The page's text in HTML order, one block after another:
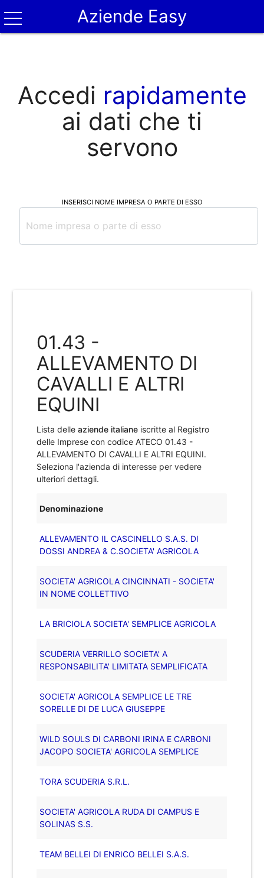
Aziende Easy
Accedi rapidamente
ai dati che ti
servono
INSERISCI NOME IMPRESA O PARTE DI ESSO
01.43 -
ALLEVAMENTO DI
CAVALLI E ALTRI
EQUINI
Lista delleaziende italiane iscritte al Registro
delle Imprese con codice ATECO01.43 -
ALLEVAMENTO DI CAVALLI E ALTRI EQUINI.
Seleziona l'azienda di interesse per vedere
ulteriori dettagli.
Denominazione
ALLEVAMENTO IL CASCINELLO S.A.S. DI
DOSSI ANDREA & C.SOCIETA' AGRICOLA
SOCIETA' AGRICOLA CINCINNATI - SOCIETA'
IN NOME COLLETTIVO
LA BRICIOLA SOCIETA' SEMPLICE AGRICOLA
SCUDERIA VERRILLO SOCIETA' A
RESPONSABILITA' LIMITATA SEMPLIFICATA
SOCIETA' AGRICOLA SEMPLICE LE TRE
SORELLE DI DE LUCA GIUSEPPE
WILD SOULS DI CARBONI IRINA E CARBONI
JACOPO SOCIETA' AGRICOLA SEMPLICE
TORA SCUDERIA S.R.L.
SOCIETA' AGRICOLA RUDA DI CAMPUS E
SOLINAS S.S.
TEAM BELLEI DI ENRICO BELLEI S.A.S.